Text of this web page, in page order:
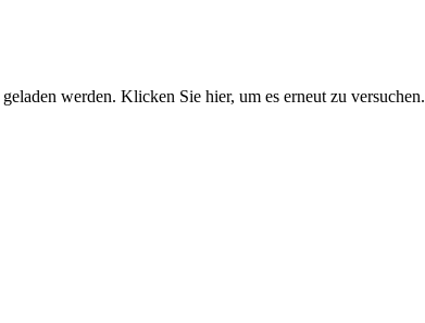
werden. Klicken Sie hier, um es erneut zu versuchen.